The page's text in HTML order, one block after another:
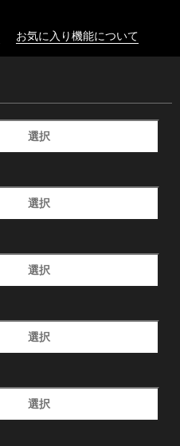
お気に入り機能について
選択
選択
選択
選択
選択